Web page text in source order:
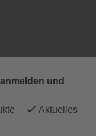
und
Aktuelles